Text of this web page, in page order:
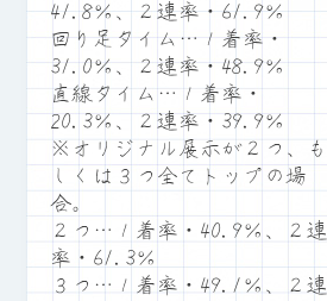
41.8％、２連率・61.9％
回り足タイム…１着率・
31.0％、２連率・48.9％
直線タイム…１着率・
20.3％、２連率・39.9％
※オリジナル展示が２つ、も
しくは３つ全てトップの場
合。
２つ…１着率・40.9％、２連
率・61.3％
３つ…１着率・49.1％、２連